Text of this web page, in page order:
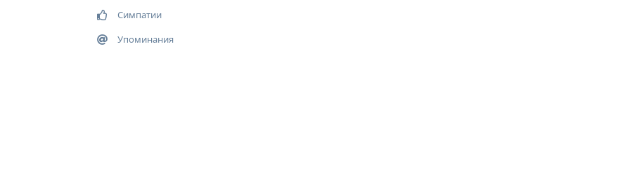
Симпатии
Упоминания